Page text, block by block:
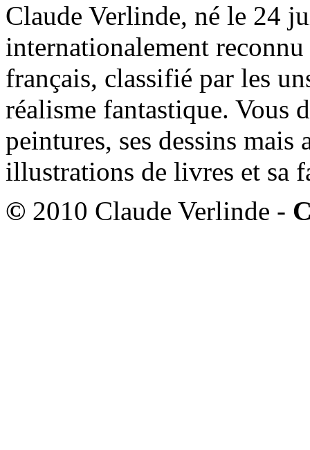
Claude Verlinde, né le 24
internationalement
français, classifié par les
réalisme fantastique. Vous
peintures, ses dessins mais
illustrations de livres et sa
© 2010 Claude Verlinde -